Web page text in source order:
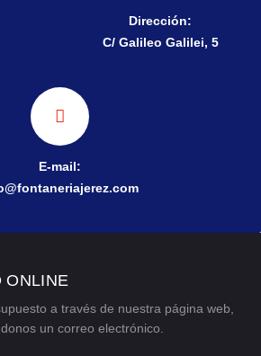
Dirección:
C/ Galileo Galilei, 5
E-mail:
ONLINE
a través de nuestra página web,
un correo electrónico.